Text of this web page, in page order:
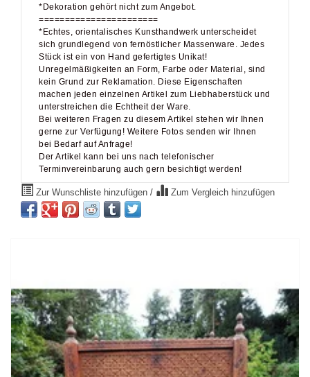
*Dekoration gehört nicht zum Angebot.
=======================
*Echtes, orientalisches Kunsthandwerk unterscheidet
sich grundlegend von fernöstlicher Massenware. Jedes
Stück ist ein von Hand gefertigtes Unikat!
Unregelmäßigkeiten an Form, Farbe oder Material, sind
kein Grund zur Reklamation. Diese Eigenschaften
machen jeden einzelnen Artikel zum Liebhaberstück und
unterstreichen die Echtheit der Ware.
Bei weiteren Fragen zu diesem Artikel stehen wir Ihnen
gerne zur Verfügung! Weitere Fotos senden wir Ihnen
bei Bedarf auf Anfrage!
Der Artikel kann bei uns nach telefonischer
Terminvereinbarung auch gern besichtigt werden!
Zur Wunschliste hinzufügen / Zum Vergleich hinzufügen